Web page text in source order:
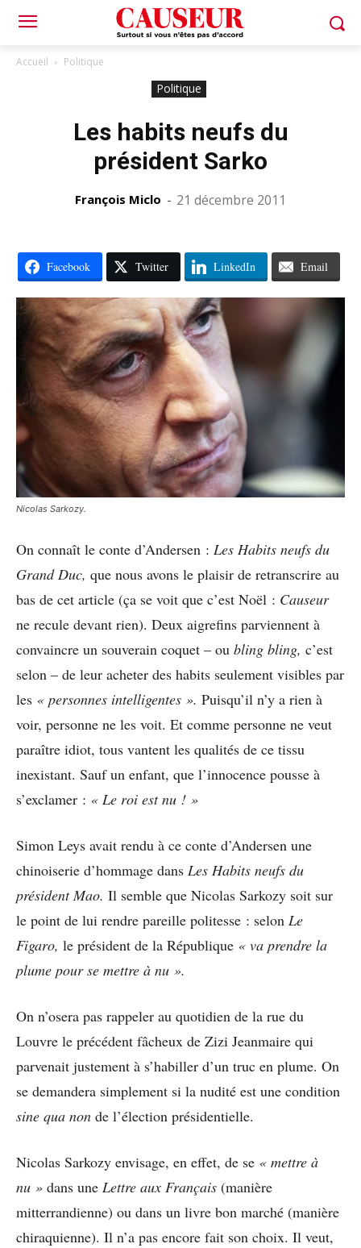
Accueil Politique
Politique
Les habits neufs du
président Sarko
François Miclo - 21 décembre 2011
Facebook Twitter LinkedIn Email
Nicolas Sarkozy.
On connaît le conte d’Andersen : Les Habits neufs du
Grand Duc, que nous avons le plaisir de retranscrire au
bas de cet article (ça se voit que c’est Noël : Causeur
ne recule devant rien). Deux aigrefins parviennent à
convaincre un souverain coquet – ou bling bling, c’est
selon – de leur acheter des habits seulement visibles par
les « personnes intelligentes ». Puisqu’il n’y a rien à
voir, personne ne les voit. Et comme personne ne veut
paraître idiot, tous vantent les qualités de ce tissu
inexistant. Sauf un enfant, que l’innocence pousse à
s’exclamer : « Le roi est nu ! »
Simon Leys avait rendu à ce conte d’Andersen une
chinoiserie d’hommage dans Les Habits neufs du
président Mao. Il semble que Nicolas Sarkozy soit sur
le point de lui rendre pareille politesse : selon Le
Figaro, le président de la République « va prendre la
plume pour se mettre à nu ».
On n’osera pas rappeler au quotidien de la rue du
Louvre le précédent fâcheux de Zizi Jeanmaire qui
parvenait justement à s’habiller d’un truc en plume. On
se demandera simplement si la nudité est une condition
sine qua non de l’élection présidentielle.
Nicolas Sarkozy envisage, en effet, de se « mettre à
nu » dans une Lettre aux Français (manière
mitterrandienne) ou dans un livre bon marché (manière
chiraquienne). Il n’a pas encore fait son choix. Il veut,